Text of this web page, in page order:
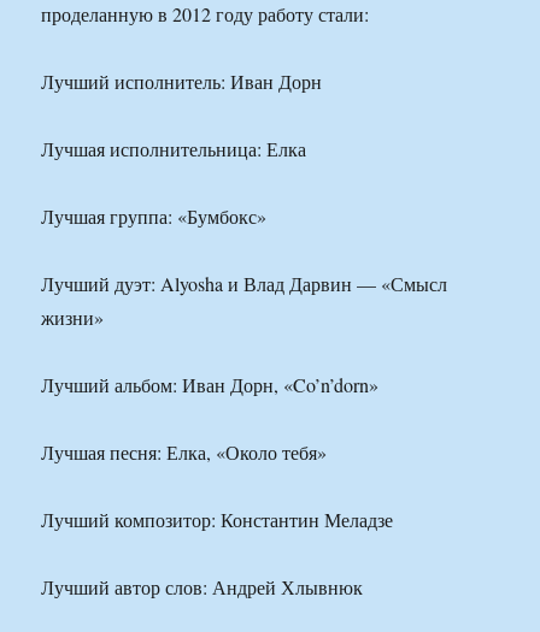
проделанную в 2012 году работу стали:
Лучший исполнитель: Иван Дорн
Лучшая исполнительница: Елка
Лучшая группа: «Бумбокс»
Лучший дуэт: Alyosha и Влад Дарвин — «Смысл
жизни»
Лучший альбом: Иван Дорн, «Co’n’dorn»
Лучшая песня: Елка, «Около тебя»
Лучший композитор: Константин Меладзе
Лучший автор слов: Андрей Хлывнюк